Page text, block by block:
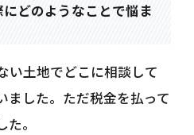
どのようなことで悩ま
い土地でどこに相談して
ました。ただ税金を払って
。